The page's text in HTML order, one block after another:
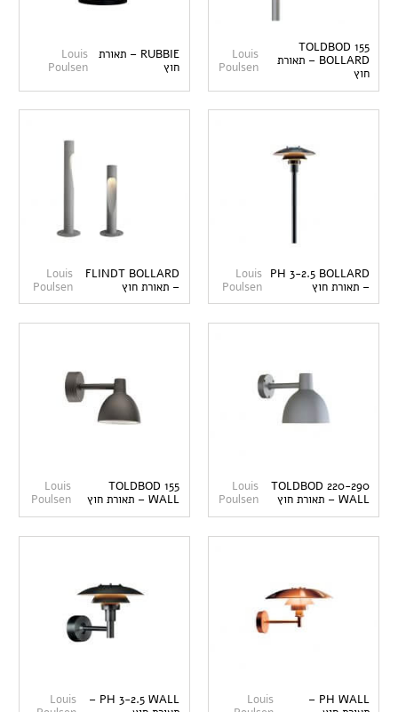
TOLDBOD 155
BOLLARD – תאורת
חוץ
Louis
Poulsen
RUBBIE – תאורת
חוץ
Louis
Poulsen
PH 3-2.5 BOLLARD
– תאורת חוץ
Louis
Poulsen
FLINDT BOLLARD
– תאורת חוץ
Louis
Poulsen
TOLDBOD 220-290
WALL – תאורת חוץ
Louis
Poulsen
TOLDBOD 155
WALL – תאורת חוץ
Louis
Poulsen
PH WALL –
Louis
PH 3-2.5 WALL –
Louis